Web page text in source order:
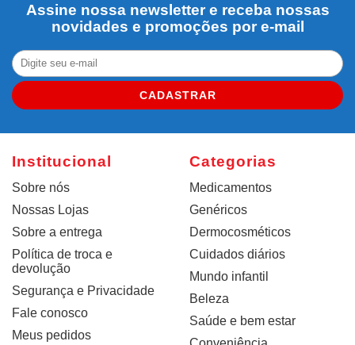
Assine nossa newsletter e receba nossas
novidades e promoções por e-mail
CADASTRAR
Institucional
Sobre nós
Nossas Lojas
Sobre a entrega
Política de troca e
devolução
Segurança e Privacidade
Fale conosco
Meus pedidos
Categorias
Medicamentos
Genéricos
Dermocosméticos
Cuidados diários
Mundo infantil
Beleza
Saúde e bem estar